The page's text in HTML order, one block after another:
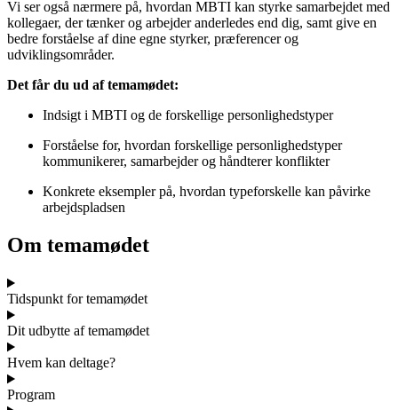
Vi ser også nærmere på, hvordan MBTI kan styrke samarbejdet med
kollegaer, der tænker og arbejder anderledes end dig, samt give en
bedre forståelse af dine egne styrker, præferencer og
udviklingsområder.
Det får du ud af temamødet:
Indsigt i MBTI og de forskellige personlighedstyper
Forståelse for, hvordan forskellige personlighedstyper
kommunikerer, samarbejder og håndterer konflikter
Konkrete eksempler på, hvordan typeforskelle kan påvirke
arbejdspladsen
Om temamødet
Tidspunkt for temamødet
Dit udbytte af temamødet
Hvem kan deltage?
Program